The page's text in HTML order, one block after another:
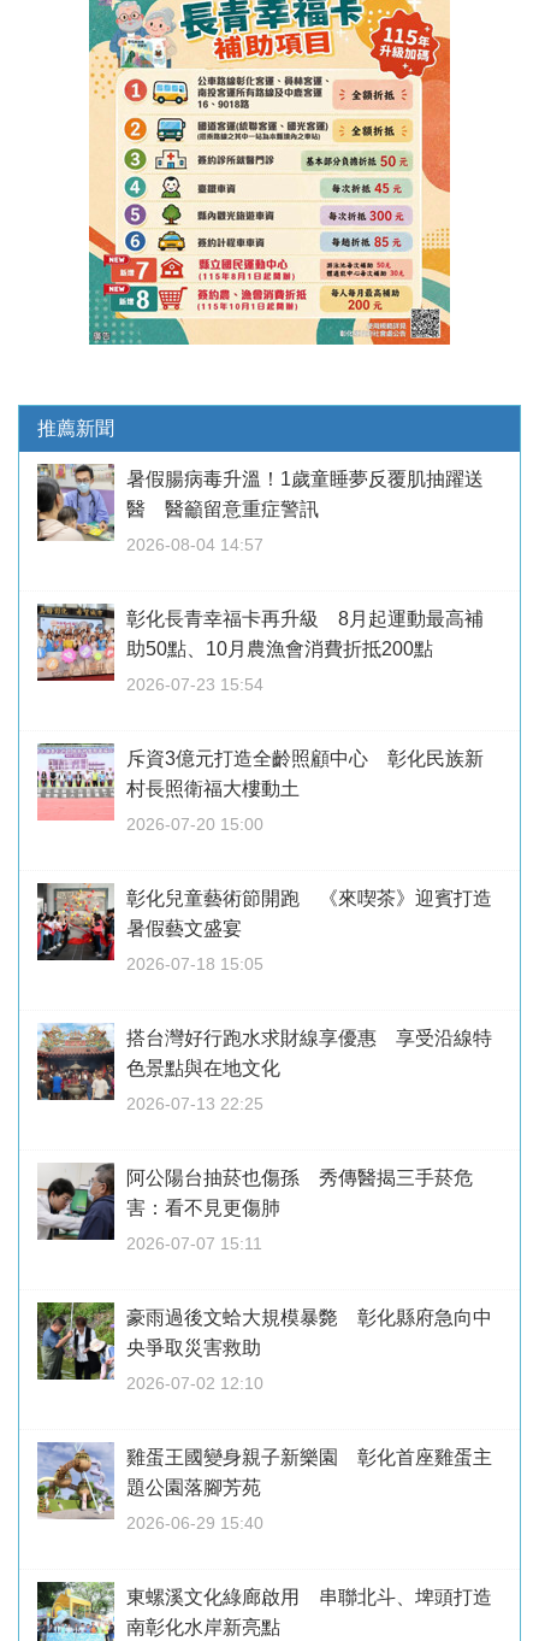
推薦新聞
暑假腸病毒升溫！1歲童睡夢反覆肌抽躍送
醫 醫籲留意重症警訊
2026-08-04 14:57
彰化長青幸福卡再升級 8月起運動最高補
助50點、10月農漁會消費折抵200點
2026-07-23 15:54
斥資3億元打造全齡照顧中心 彰化民族新
村長照衛福大樓動土
2026-07-20 15:00
彰化兒童藝術節開跑 《來喫茶》迎賓打造
暑假藝文盛宴
2026-07-18 15:05
搭台灣好行跑水求財線享優惠 享受沿線特
色景點與在地文化
2026-07-13 22:25
阿公陽台抽菸也傷孫 秀傳醫揭三手菸危
害：看不見更傷肺
2026-07-07 15:11
豪雨過後文蛤大規模暴斃 彰化縣府急向中
央爭取災害救助
2026-07-02 12:10
雞蛋王國變身親子新樂園 彰化首座雞蛋主
題公園落腳芳苑
2026-06-29 15:40
東螺溪文化綠廊啟用 串聯北斗、埤頭打造
南彰化水岸新亮點